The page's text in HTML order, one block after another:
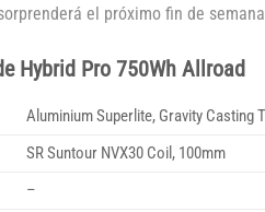
el próximo fin de
Hybrid Pro 750Wh Allroad
Aluminium Superlite, Gravity Casting
SR Suntour NVX30 Coil, 100mm
–